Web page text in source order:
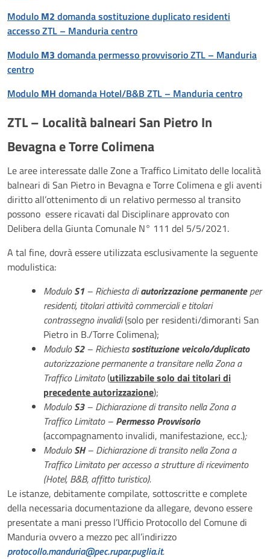
Modulo M2 domanda sostituzione duplicato residenti
accesso ZTL – Manduria centro
Modulo M3 domanda permesso provvisorio ZTL – Manduria
centro
Modulo MH domanda Hotel/B&B ZTL – Manduria centro
ZTL – Località balneari San Pietro In
Bevagna e Torre Colimena
Le aree interessate dalle Zone a Traffico Limitato delle località
balneari di San Pietro in Bevagna e Torre Colimena e gli aventi
diritto all’ottenimento di un relativo permesso al transito
possono essere ricavati dal Disciplinare approvato con
Delibera della Giunta Comunale N° 111 del 5/5/2021.
A tal fine, dovrà essere utilizzata esclusivamente la seguente
modulistica:
ModuloS1 – Richiesta diautorizzazione permanenteper
residenti, titolari attività commerciali e titolari
contrassegno invalidi(solo per residenti/dimoranti San
Pietro in B./Torre Colimena);
ModuloS2– Richiestasostituzione veicolo/duplicato
autorizzazione permanente a transitare nella Zona a
Traffico Limitato(utilizzabile solo dai titolari di
precedente autorizzazione);
ModuloS3– Dichiarazione di transito nella Zona a
Traffico Limitato – Permesso Provvisorio
(accompagnamento invalidi, manifestazione, ecc.);
ModuloSH– Dichiarazione di transito nella Zona a
Traffico Limitato per accesso a strutture di ricevimento
(Hotel, B&B, affitto turistico).
Le istanze, debitamente compilate, sottoscritte e complete
della necessaria documentazione da allegare, devono essere
presentate a mani presso l’Ufficio Protocollo del Comune di
Manduria ovvero a mezzo pec all’indirizzo
protocollo.manduria@pec.rupar.puglia.it.